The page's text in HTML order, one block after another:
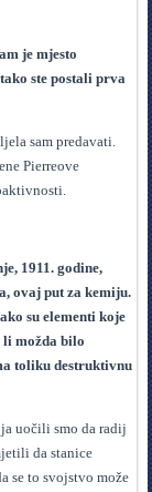
je mjesto
ste postali prva
sam predavati.
Pierreove
1911. godine,
ovaj put za kemiju.
su elementi koje
možda bilo
toliku destruktivnu
uočili smo da radij
da stanice
se to svojstvo može